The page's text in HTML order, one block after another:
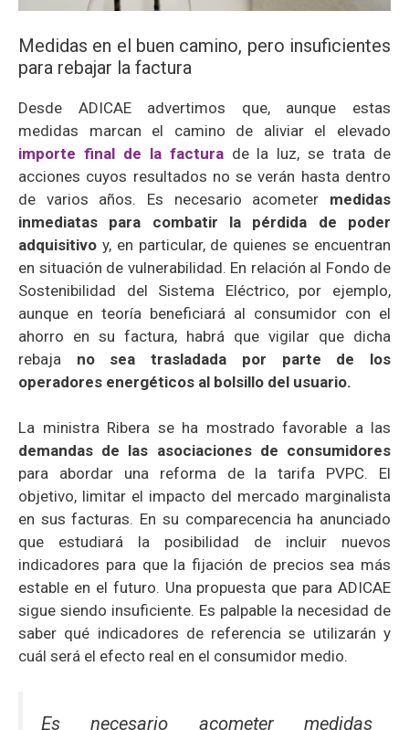
Medidas en el buen camino, pero insuficientes
para rebajar la factura
Desde ADICAE advertimos que, aunque estas
medidas marcan el camino de aliviar el elevado
importe final de la facturade la luz, se trata de
acciones cuyos resultados no se verán hasta dentro
de varios años. Es necesario acometer medidas
inmediatas para combatir la pérdida de poder
adquisitivo y, en particular, de quienes se encuentran
en situación de vulnerabilidad. En relación al Fondo de
Sostenibilidad del Sistema Eléctrico, por ejemplo,
aunque en teoría beneficiará al consumidor con el
ahorro en su factura, habrá que vigilar que dicha
rebaja no sea trasladada por parte de los
operadores energéticos al bolsillo del usuario.
La ministra Ribera se ha mostrado favorable a las
demandas de las asociaciones de consumidores
para abordar una reforma de la tarifa PVPC. El
objetivo, limitar el impacto del mercado marginalista
en sus facturas. En su comparecencia ha anunciado
que estudiará la posibilidad de incluir nuevos
indicadores para que la fijación de precios sea más
estable en el futuro. Una propuesta que para ADICAE
sigue siendo insuficiente. Es palpable la necesidad de
saber qué indicadores de referencia se utilizarán y
cuál será el efecto real en el consumidor medio.
Es necesario acometer medidas